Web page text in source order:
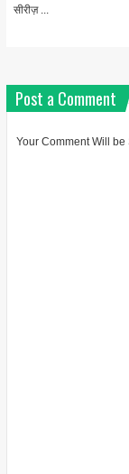
सीरीज़ ...
Post a Comment
Your Comment Will